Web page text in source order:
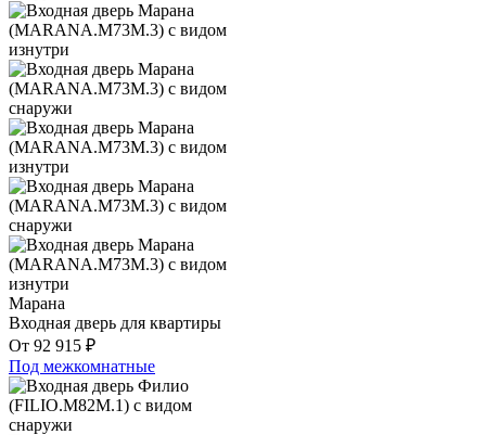
Марана
Входная дверь для квартиры
От 92 915 ₽
Под межкомнатные